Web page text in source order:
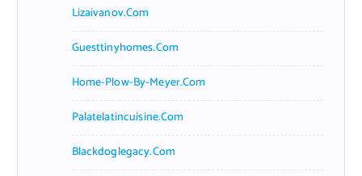
Lizaivanov.com
Guesttinyhomes.com
Home-Plow-By-Meyer.com
Palatelatincuisine.com
Blackdoglegacy.com